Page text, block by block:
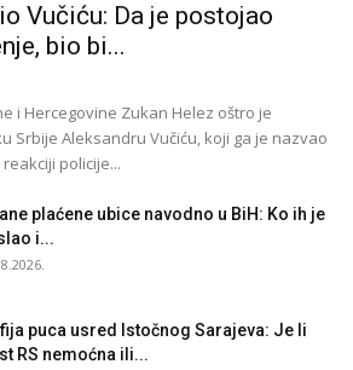
Vučiću: Da je postojao
bio bi...
i Hercegovine Zukan Helez oštro je
Srbije Aleksandru Vučiću, koji ga je nazvao
policije...
plaćene ubice navodno u BiH: Ko ih je
i...
puca usred Istočnog Sarajeva: Je li
RS nemoćna ili...